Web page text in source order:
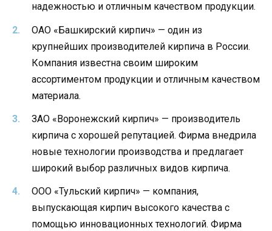
надежностью и отличным качеством продукции.
ОАО «Башкирский кирпич» — один из
крупнейших производителей кирпича в России.
Компания известна своим широким
ассортиментом продукции и отличным качеством
материала.
ЗАО «Воронежский кирпич» — производитель
кирпича с хорошей репутацией. Фирма внедрила
новые технологии производства и предлагает
широкий выбор различных видов кирпича.
ООО «Тульский кирпич» — компания,
выпускающая кирпич высокого качества с
помощью инновационных технологий. Фирма